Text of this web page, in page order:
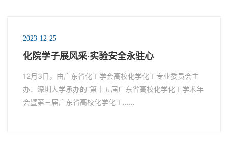
2023-12-25
化院学子展风采·实验安全永驻心
12月3日，由广东省化工学会高校化学化工专业委员会主
办、深圳大学承办的“第十五届广东省高校化学化工学术年
会暨第三届广东省高校化学化工……